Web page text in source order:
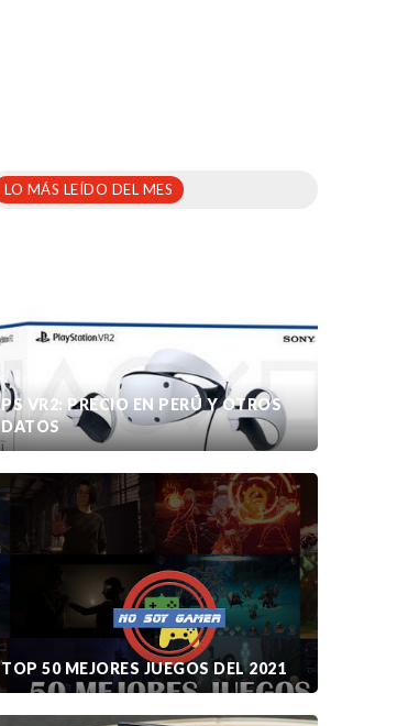
LO MÁS LEÍDO DEL MES
PS VR2: PRECIO EN PERÚ Y OTROS
DATOS
TOP 50 MEJORES JUEGOS DEL 2021